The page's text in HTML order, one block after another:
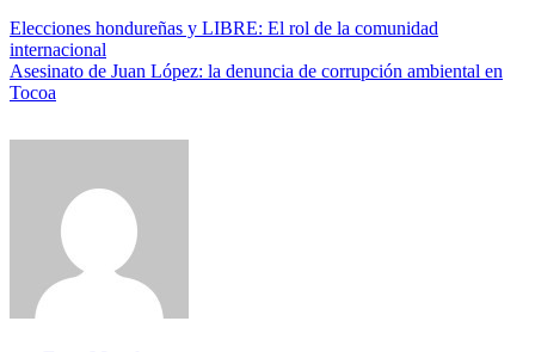
Navegación
de
entradas
Elecciones hondureñas y LIBRE: El rol de la comunidad
internacional
Asesinato de Juan López: la denuncia de corrupción ambiental en
Tocoa